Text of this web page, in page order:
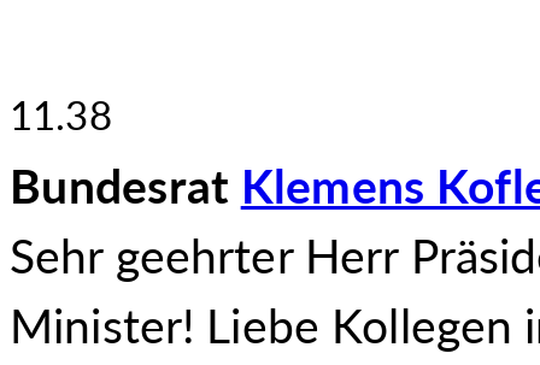
11.38
Bundesrat Klemens
Sehr geehrter Herr
Minister! Liebe Kollegen